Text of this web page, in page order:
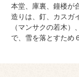
本堂、庫裏、鐘楼が
造りは、釘、カスガ
（マンサクの若木
で、雪を落とすため